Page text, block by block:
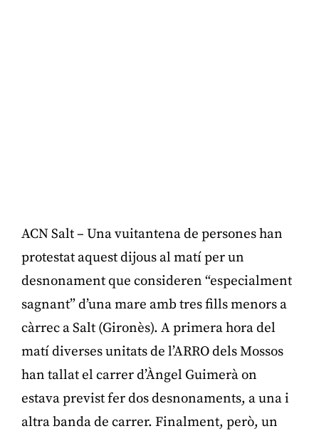
ACN Salt – Una vuitantena de persones han
protestat aquest dijous al matí per un
desnonament que consideren “especialment
sagnant” d’una mare amb tres fills menors a
càrrec a Salt (Gironès). A primera hora del
matí diverses unitats de l’ARRO dels Mossos
han tallat el carrer d’Àngel Guimerà on
estava previst fer dos desnonaments, a una i
altra banda de carrer. Finalment, però, un